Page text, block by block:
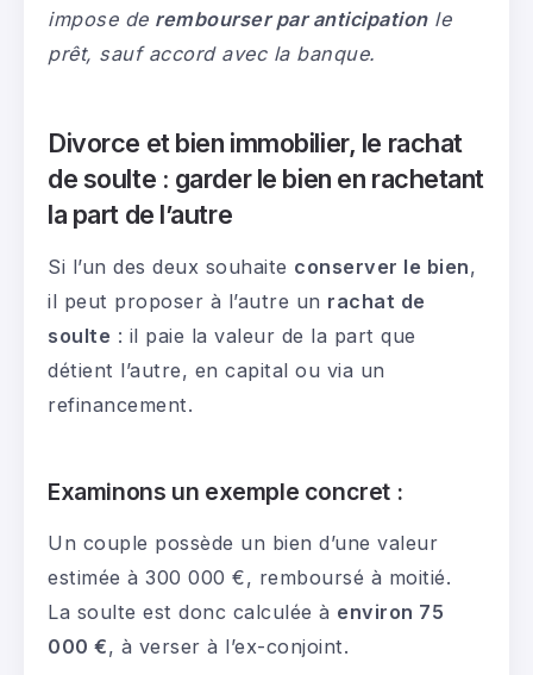
impose de rembourser par anticipationle
prêt, sauf accord avec la banque.
Divorce et bien immobilier, le rachat
de soulte : garder le bien en rachetant
la part de l’autre
Si l’un des deux souhaite conserver le bien,
il peut proposer à l’autre un rachat de
soulte : il paie la valeur de la part que
détient l’autre, en capital ou via un
refinancement.
Examinons un exemple concret :
Un couple possède un bien d’une valeur
estimée à 300 000 €, remboursé à moitié.
La soulte est donc calculée à environ 75
000 €, à verser à l’ex-conjoint.